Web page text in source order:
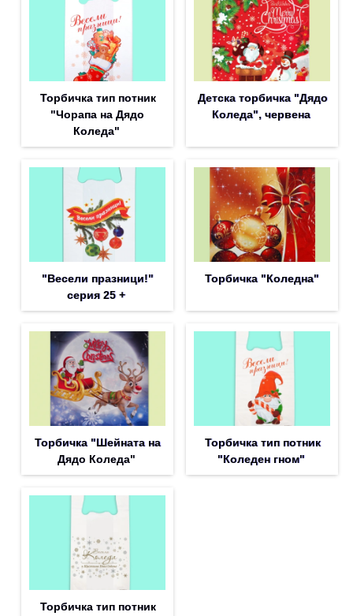
Торбичка тип потник
"Чорапа на Дядо
Коледа"
Детска торбичка "Дядо
Коледа", червена
"Весели празници!"
серия 25 +
Торбичка "Коледна"
Торбичка "Шейната на
Дядо Коледа"
Торбичка тип потник
"Коледен гном"
Торбичка тип потник